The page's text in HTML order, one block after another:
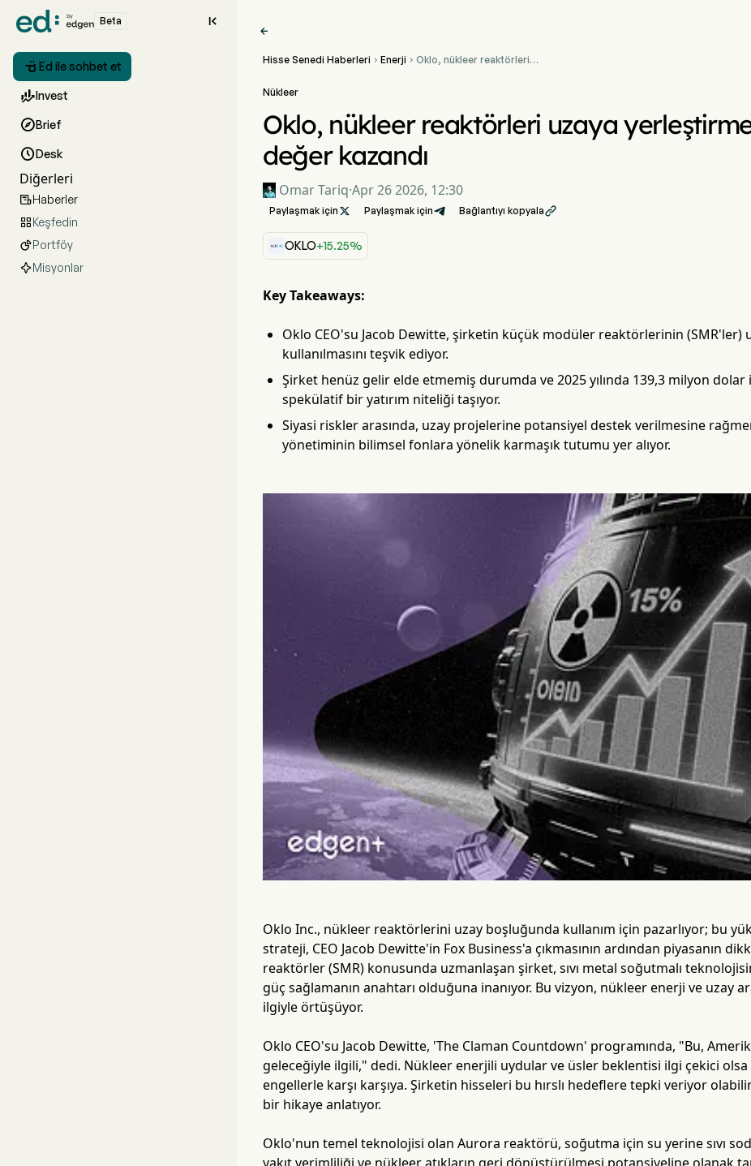
Beta 
 Ed ile sohbet et
Invest
Brief
Desk
Diğerleri
Haberler
Keşfedin
Portföy
Misyonlar

Hisse Senedi Haberleri  Enerji  Oklo, nükleer reaktörleri
Nükleer
Oklo, nükleer reaktörleri uzaya
değer kazandı
Omar Tariq·Apr 26 2026, 12:30
Paylaşmak için  Paylaşmak için Bağlantıyı kopyala
OKLO+15.25%
Key Takeaways:
Oklo CEO'su Jacob Dewitte, şirketin küçük modüler reaktörlerinin (SMR'ler)
kullanılmasını teşvik ediyor.
Şirket henüz gelir elde etmemiş durumda ve 2025 yılında 139,3 milyon dolar
spekülatif bir yatırım niteliği taşıyor.
Siyasi riskler arasında, uzay projelerine potansiyel destek verilmesine
yönetiminin bilimsel fonlara yönelik karmaşık tutumu yer alıyor.
Oklo Inc., nükleer reaktörlerini uzay boşluğunda kullanım için pazarlıyor; bu
strateji, CEO Jacob Dewitte'in Fox Business'a çıkmasının ardından piyasanın
reaktörler (SMR) konusunda uzmanlaşan şirket, sıvı metal soğutmalı
güç sağlamanın anahtarı olduğuna inanıyor. Bu vizyon, nükleer enerji ve uzay
ilgiyle örtüşüyor.
Oklo CEO'su Jacob Dewitte, 'The Claman Countdown' programında, "Bu,
geleceğiyle ilgili," dedi. Nükleer enerjili uydular ve üsler beklentisi ilgi çekici
engellerle karşı karşıya. Şirketin hisseleri bu hırslı hedeflere tepki veriyor
bir hikaye anlatıyor.
Oklo'nun temel teknolojisi olan Aurora reaktörü, soğutma için su yerine sıvı